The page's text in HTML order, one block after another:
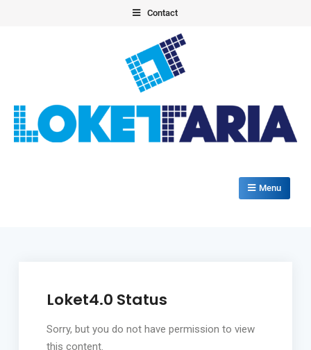
Contact
Menu
Loket4.0 Status
Sorry, but you do not have permission to view
this content.